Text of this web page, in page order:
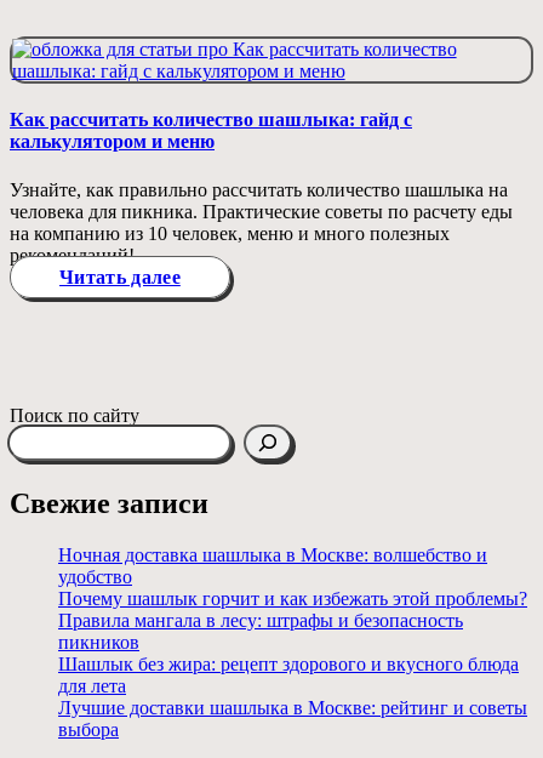
Как рассчитать количество шашлыка: гайд с
калькулятором и меню
Узнайте, как правильно рассчитать количество шашлыка на
человека для пикника. Практические советы по расчету еды
на компанию из 10 человек, меню и много полезных
рекомендаций!
Читать далее
Поиск по сайту
Свежие записи
Ночная доставка шашлыка в Москве: волшебство и
удобство
Почему шашлык горчит и как избежать этой проблемы?
Правила мангала в лесу: штрафы и безопасность
пикников
Шашлык без жира: рецепт здорового и вкусного блюда
для лета
Лучшие доставки шашлыка в Москве: рейтинг и советы
выбора